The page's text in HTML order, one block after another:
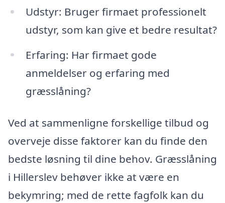
Udstyr: Bruger firmaet professionelt
udstyr, som kan give et bedre resultat?
Erfaring: Har firmaet gode
anmeldelser og erfaring med
græsslåning?
Ved at sammenligne forskellige tilbud og
overveje disse faktorer kan du finde den
bedste løsning til dine behov. Græsslåning
i Hillerslev behøver ikke at være en
bekymring; med de rette fagfolk kan du